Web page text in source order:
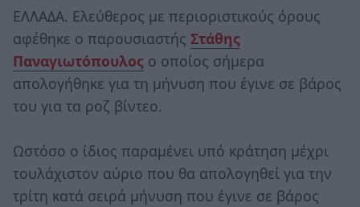
ΕΛΛΑΔΑ. Ελεύθερος με περιοριστικούς όρους
αφέθηκε ο παρουσιαστής Στάθης
Παναγιωτόπουλος ο οποίος σήμερα
απολογήθηκε για τη μήνυση που έγινε σε βάρος
του για τα ροζ βίντεο.
Ωστόσο ο ίδιος παραμένει υπό κράτηση μέχρι
τουλάχιστον αύριο που θα απολογηθεί για την
τρίτη κατά σειρά μήνυση που έγινε σε βάρος